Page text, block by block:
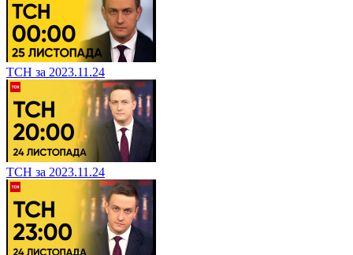
ТСН за 2023.11.24
ТСН за 2023.11.24